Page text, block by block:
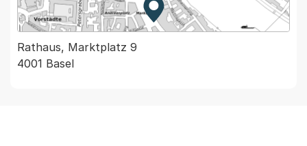
Zur Karte von MapBS.
Externer Link, wird in einem
Rathaus, Marktplatz 9
4001 Basel